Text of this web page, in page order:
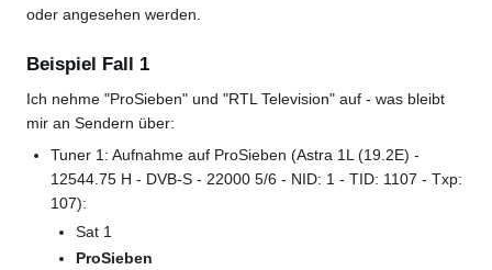
oder angesehen werden.
Beispiel Fall 1
Ich nehme "ProSieben" und "RTL Television" auf - was bleibt
mir an Sendern über:
Tuner 1: Aufnahme auf ProSieben (Astra 1L (19.2E) -
12544.75 H - DVB-S - 22000 5/6 - NID: 1 - TID: 1107 - Txp:
107):
Sat 1
ProSieben